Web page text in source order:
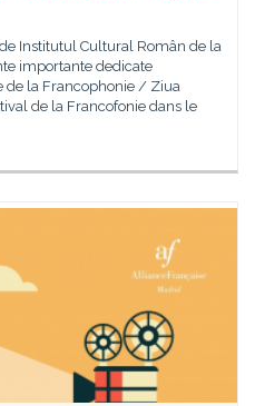
Institutul Cultural Român de la
importante dedicate
de la Francophonie / Ziua
de la Francofonie dans le